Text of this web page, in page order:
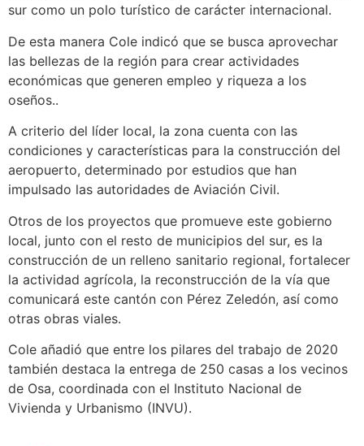
sur como un polo turístico de carácter internacional.
De esta manera Cole indicó que se busca aprovechar
las bellezas de la región para crear actividades
económicas que generen empleo y riqueza a los
oseños..
A criterio del líder local, la zona cuenta con las
condiciones y características para la construcción del
aeropuerto, determinado por estudios que han
impulsado las autoridades de Aviación Civil.
Otros de los proyectos que promueve este gobierno
local, junto con el resto de municipios del sur, es la
construcción de un relleno sanitario regional, fortalecer
la actividad agrícola, la reconstrucción de la vía que
comunicará este cantón con Pérez Zeledón, así como
otras obras viales.
Cole añadió que entre los pilares del trabajo de 2020
también destaca la entrega de 250 casas a los vecinos
de Osa, coordinada con el Instituto Nacional de
Vivienda y Urbanismo (INVU).